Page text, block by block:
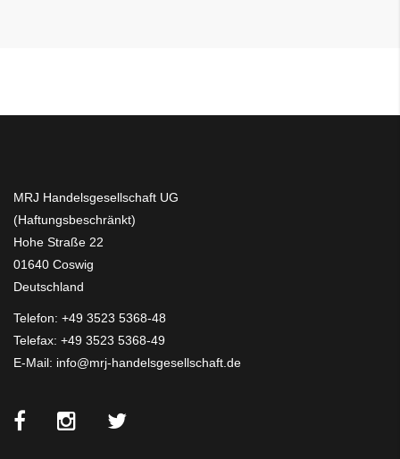
MRJ Handelsgesellschaft UG
(Haftungsbeschränkt)
Hohe Straße 22
01640 Coswig
Deutschland
Telefon: +49 3523 5368-48
Telefax: +49 3523 5368-49
E-Mail: info@mrj-handelsgesellschaft.de